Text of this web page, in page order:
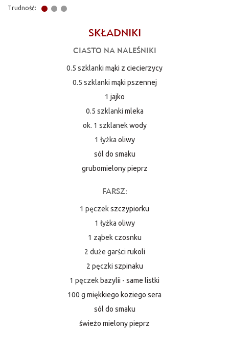
Trudność:
SKŁADNIKI
CIASTO NA NALEŚNIKI
0.5 szklanki mąki z ciecierzycy
0.5 szklanki mąki pszennej
1 jajko
0.5 szklanki mleka
ok. 1 szklanek wody
1 łyżka oliwy
sól do smaku
grubomielony pieprz
FARSZ:
1 pęczekszczypiorku
1 łyżka oliwy
1 ząbek czosnku
2 duże garści rukoli
2 pęczki szpinaku
1 pęczek bazylii - same listki
100 g miękkiego koziego sera
sól do smaku
świeżo mielony pieprz